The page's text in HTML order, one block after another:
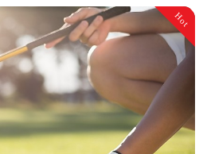
Hot